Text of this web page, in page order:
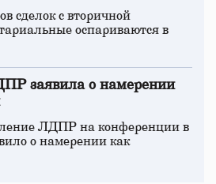
сделок с вторичной
оспариваются в
заявила о намерении
ЛДПР на конференции в
о намерении как